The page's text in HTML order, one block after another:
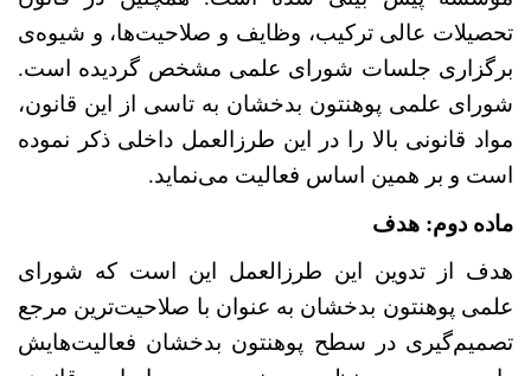
تحصیلات عالی ترکیب، وظایف و صلاحیتها، و شیوهی
برگزاری جلسات شورای علمی مشخص گردیده است.
شورای علمی پوهنتون بدخشان به تاسی از این قانون،
مواد قانونی بالا را در این طرزالعمل داخلی ذکر نموده
است و بر همین اساس فعالیت مینماید.
ماده دوم: هدف
هدف از تدوین این طرزالعمل این است که شورای
علمی پوهنتون بدخشان به عنوان با صلاحیت‌ترین مرجع
تصمیمگیری در سطح پوهنتون بدخشان فعالیتهایش